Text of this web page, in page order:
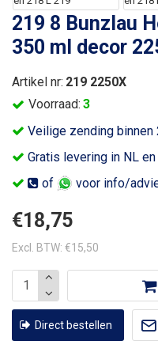
219 8 Bunzlau
350 ml decor
Veilige zending binnen
Gratis levering in NL
of
voor info/
Voorraad: 3
Artikel nr: 219 2250X
€18,75
Excl. BTW: €15,50
Direct bestellen